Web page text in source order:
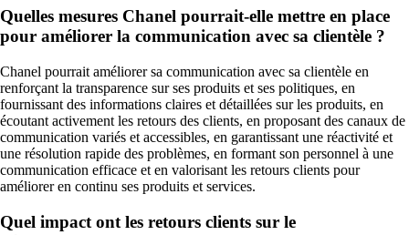
Quelles mesures Chanel pourrait-elle mettre en place
pour améliorer la communication avec sa clientèle ?
Chanel pourrait améliorer sa communication avec sa clientèle en
renforçant la transparence sur ses produits et ses politiques, en
fournissant des informations claires et détaillées sur les produits, en
écoutant activement les retours des clients, en proposant des canaux de
communication variés et accessibles, en garantissant une réactivité et
une résolution rapide des problèmes, en formant son personnel à une
communication efficace et en valorisant les retours clients pour
améliorer en continu ses produits et services.
Quel impact ont les retours clients sur le